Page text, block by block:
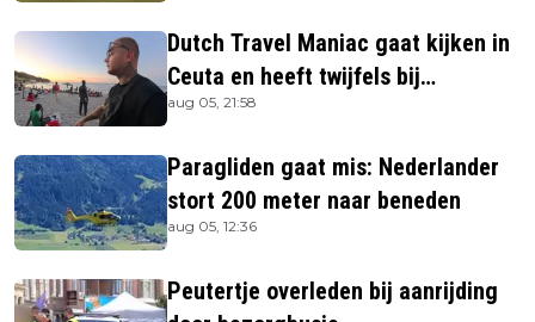
Dutch Travel Maniac gaat kijken in
Ceuta en heeft twijfels bij
berichtgeving media
aug 05, 21:58
Paragliden gaat mis: Nederlander
stort 200 meter naar beneden
aug 05, 12:36
Peutertje overleden bij aanrijding